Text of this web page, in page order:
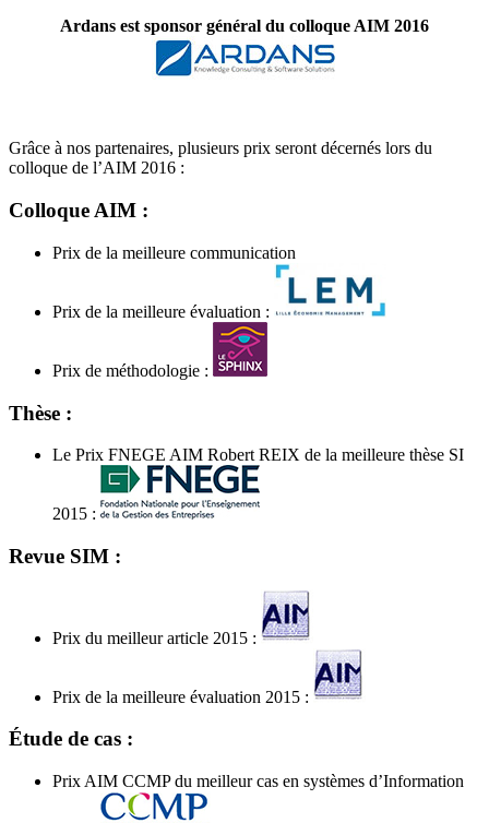
Ardans est sponsor général du colloque AIM 2016
Grâce à nos partenaires, plusieurs prix seront décernés lors du
colloque de l’AIM 2016 :
Colloque AIM :
Prix de la meilleure communication
Prix de la meilleure évaluation :
Prix de méthodologie :
Thèse :
Le Prix FNEGE AIM Robert REIX de la meilleure thèse SI
2015 :
Revue SIM :
Prix du meilleur article 2015 :
Prix de la meilleure évaluation 2015 :
Étude de cas :
Prix AIM CCMP du meilleur cas en systèmes d’Information